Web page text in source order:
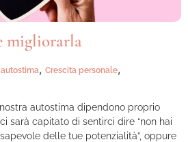
migliorarla
autostima, Crescita personale,
autostima dipendono proprio
sarà capitato di sentirci dire “non hai
delle tue potenzialità”, oppure